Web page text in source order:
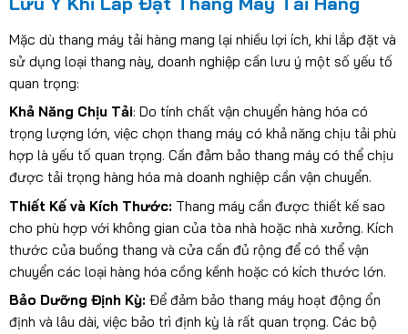
Mặc dù thang máy tải hàng mang lại nhiều lợi ích, khi lắp đặt và
sử dụng loại thang này, doanh nghiệp cần lưu ý một số yếu tố
quan trọng:
Khả Năng Chịu Tải: Do tính chất vận chuyển hàng hóa có
trọng lượng lớn, việc chọn thang máy có khả năng chịu tải phù
hợp là yếu tố quan trọng. Cần đảm bảo thang máy có thể chịu
được tải trọng hàng hóa mà doanh nghiệp cần vận chuyển.
Thiết Kế và Kích Thước: Thang máy cần được thiết kế sao
cho phù hợp với không gian của tòa nhà hoặc nhà xưởng. Kích
thước của buồng thang và cửa cần đủ rộng để có thể vận
chuyển các loại hàng hóa cồng kềnh hoặc có kích thước lớn.
Bảo Dưỡng Định Kỳ: Để đảm bảo thang máy hoạt động ổn
định và lâu dài, việc bảo trì định kỳ là rất quan trọng. Các bộ